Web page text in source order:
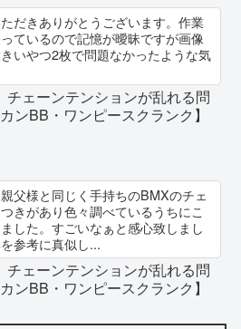
だきありがとうございます。作業
ているので記憶が曖昧ですが画像
いやつ2枚で問題なかったような気
チェーンテンションが乱れる問
ンBB・ワンピースクランク】
父様と同じく手持ちのBMXのチェ
きがあり色々調べているうちにこ
した。すごいなぁと感心致しまし
参考に真似し...
チェーンテンションが乱れる問
ンBB・ワンピースクランク】